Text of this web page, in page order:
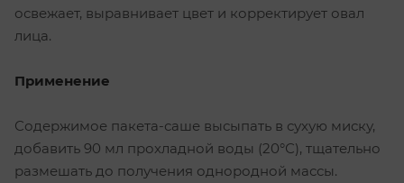
освежает, выравнивает цвет и корректирует овал
лица.
Применение
Содержимое пакета-саше высыпать в сухую миску,
добавить 90 мл прохладной воды (20°С), тщательно
размешать до получения однородной массы.